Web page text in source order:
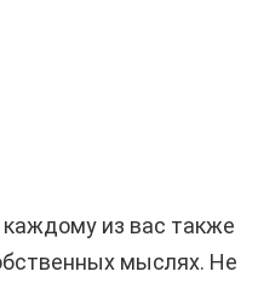
из вас также
мыслях. Не